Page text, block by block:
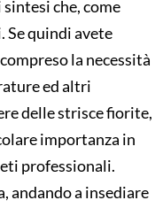
che, come
quindi avete
la necessità
ed altri
delle strisce fiorite,
importanza in
professionali.
andando a insediare